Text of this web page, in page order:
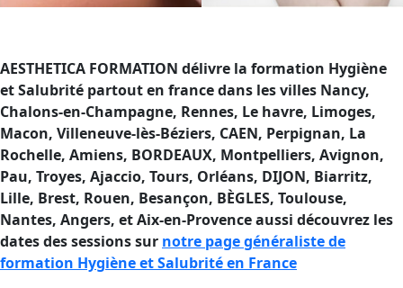
AESTHETICA FORMATION délivre la formation Hygiène
et Salubrité partout en france dans les villes Nancy,
Chalons-en-Champagne, Rennes, Le havre, Limoges,
Macon, Villeneuve-lès-Béziers, CAEN, Perpignan, La
Rochelle, Amiens, BORDEAUX, Montpelliers, Avignon,
Pau, Troyes, Ajaccio, Tours, Orléans, DIJON, Biarritz,
Lille, Brest, Rouen, Besançon, BÈGLES, Toulouse,
Nantes, Angers, et Aix-en-Provence aussi découvrez les
dates des sessions sur notre page généraliste de
formation Hygiène et Salubrité en France